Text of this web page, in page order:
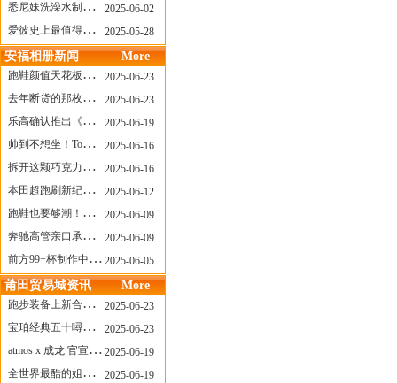
悉尼妹洗澡水制成肥皂开启售卖！男粉：这肥皂能吃吗？
2025-06-02
爱彼史上最值得看的大展！揭秘150年传奇制表背后
2025-05-28
安福相册新闻 More
跑鞋颜值天花板？日常也能帅一脸
2025-06-23
去年断货的那枚表， CASIO指环表又要发售了
2025-06-23
乐高确认推出《哥斯拉》积木，这设计也太酷了！
2025-06-19
帅到不想坐！Tom Sachs x Helinox 这把露营椅太炸了
2025-06-16
拆开这颗巧克力，居然是皮卡丘？
2025-06-16
本田超跑刷新纪录了！700万元成交价
2025-06-12
跑鞋也要够潮！昂跑 x Slam Jam 联名即将发售
2025-06-09
奔驰高管亲口承认：电动G级，完全失败了！
2025-06-09
前方99+杯制作中！「爷爷不泡茶」苹果狗、桃桃喵，今夏顶流潮饮！
2025-06-05
莆田贸易城资讯 More
跑步装备上新合集，最近有什么可以关注的呢？
2025-06-23
宝珀经典五十噚家族再添新员 适配所有腕围的38mm小表径腕表亮相
2025-06-23
atmos x 成龙 官宣，《警察故事》联名短袖公布！
2025-06-19
全世界最酷的姐姐，和Nike联名的鞋要来了！
2025-06-19